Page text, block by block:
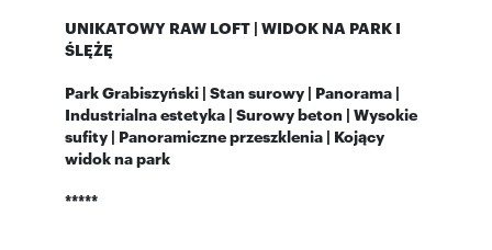
UNIKATOWY RAW LOFT | WIDOK NA PARK I
ŚLĘŻĘ
Park Grabiszyński | Stan surowy | Panorama |
Industrialna estetyka | Surowy beton | Wysokie
sufity | Panoramiczne przeszklenia | Kojący
widok na park
*****